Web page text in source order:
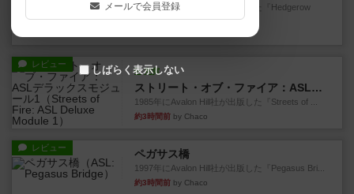
1987年にAvalon Hill社が出版した『Hedgerow
He...
レビュー
充実
ストリート・オブ・ファイア：ASLデラックスモジュール1
1985年にAvalon Hill社が出版した『Streets of ...
約3時間前 by Chaco
レビュー ペガサス橋
1997年にAvalon Hill社が出版した『Pegasus Bri...
約3時間前 by Chaco
メールで会員登録
しばらく表示しない